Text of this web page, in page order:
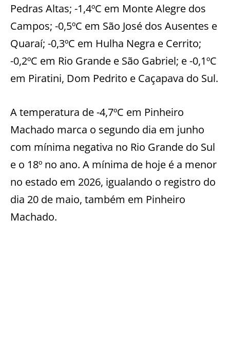
Pedras Altas; -1,4ºC em Monte Alegre dos
Campos; -0,5ºC em São José dos Ausentes e
Quaraí; -0,3ºC em Hulha Negra e Cerrito;
-0,2ºC em Rio Grande e São Gabriel; e -0,1ºC
em Piratini, Dom Pedrito e Caçapava do Sul.
A temperatura de -4,7ºC em Pinheiro
Machado marca o segundo dia em junho
com mínima negativa no Rio Grande do Sul
e o 18º no ano. A mínima de hoje é a menor
no estado em 2026, igualando o registro do
dia 20 de maio, também em Pinheiro
Machado.